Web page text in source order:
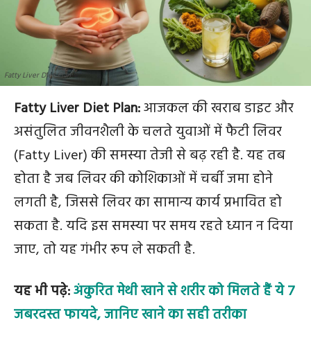
Fatty Liver Diet Plan:
Fatty Liver Diet Plan:आजकल की खराब डाइट और
असंतुलित जीवनशैली के चलते युवाओं में फैटी लिवर
(Fatty Liver) की समस्या तेजी से बढ़ रही है. यह तब
होता है जब लिवर की कोशिकाओं में चर्बी जमा होने
लगती है, जिससे लिवर का सामान्य कार्य प्रभावित हो
सकता है. यदि इस समस्या पर समय रहते ध्यान न दिया
जाए, तो यह गंभीर रूप ले सकती है.
यह भी पढ़े:अंकुरित मेथी खाने से शरीर को मिलते हैं ये 7
जबरदस्त फायदे, जानिए खाने का सही तरीका